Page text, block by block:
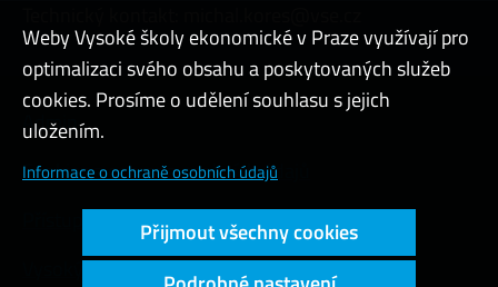
Admin
Cookies a ochrana osobních údajů
Přístupnost webu
Vysoký kontrast
Weby Vysoké školy ekonomické v Praze využívají pro
optimalizaci svého obsahu a poskytovaných služeb
cookies. Prosíme o udělení souhlasu s jejich
uložením.
Informace o ochraně osobních údajů
Přijmout všechny cookies